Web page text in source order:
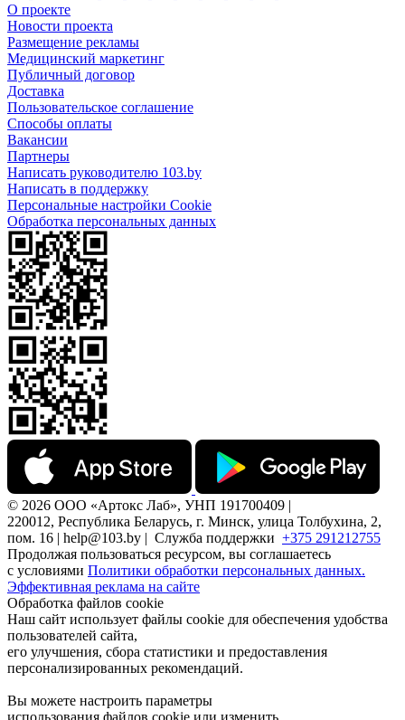
О проекте
Новости проекта
Размещение рекламы
Медицинский маркетинг
Публичный договор
Доставка
Пользовательское соглашение
Способы оплаты
Вакансии
Партнеры
Написать руководителю 103.by
Написать в поддержку
Персональные настройки Cookie
Обработка персональных данных
© 2026 ООО «Артокс Лаб», УНП 191700409 |
220012, Республика Беларусь, г. Минск, улица Толбухина, 2,
пом. 16 | help@103.by | Служба поддержки +375 291212755
Продолжая пользоваться ресурсом, вы соглашаетесь
с условиями Политики обработки персональных данных.
Эффективная реклама на сайте
Обработка файлов cookie
Наш сайт использует файлы cookie для обеспечения удобства
пользователей сайта,
его улучшения, сбора статистики и предоставления
персонализированных рекомендаций.
Вы можете настроить параметры
использования файлов cookie или изменить